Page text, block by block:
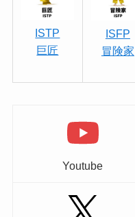
ISTP
巨匠
ISFP
冒険家
Youtube